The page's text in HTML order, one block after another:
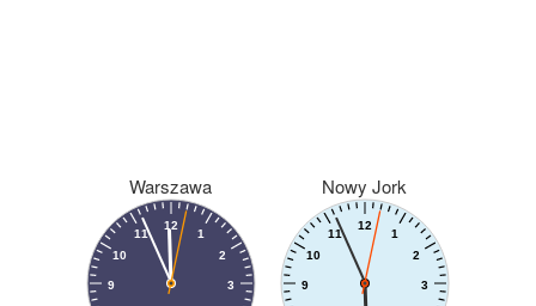
Warszawa Nowy Jork